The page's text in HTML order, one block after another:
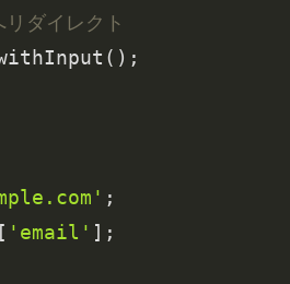
ダイレクト
;
'email' ];